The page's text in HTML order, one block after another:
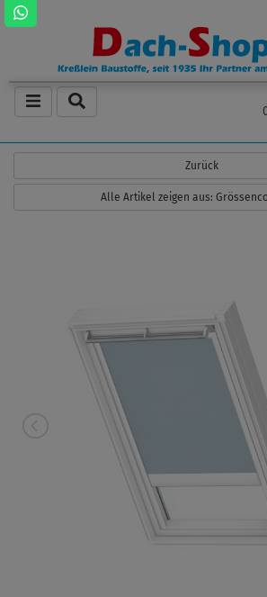
Zurück
Alle Artikel zeigen aus: